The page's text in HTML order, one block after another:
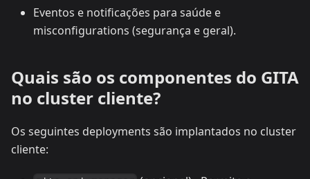
Eventos e notificações para saúde e
misconfigurations (segurança e geral).
Quais são os componentes do GITA
no cluster cliente?
Os seguintes deployments são implantados no cluster
cliente: